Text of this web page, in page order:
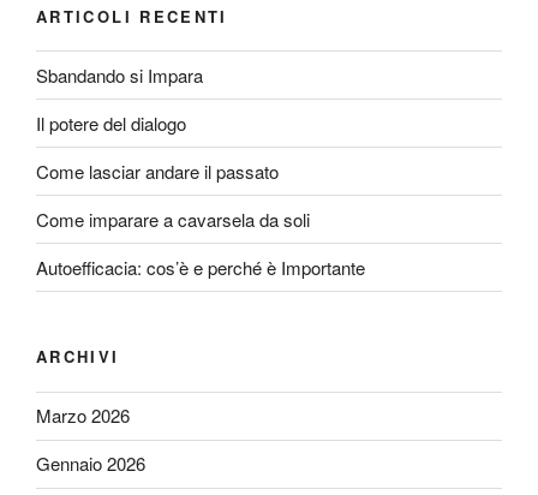
k
ARTICOLI RECENTI
Sbandando si Impara
Il potere del dialogo
Come lasciar andare il passato
Come imparare a cavarsela da soli
Autoefficacia: cos’è e perché è Importante
ARCHIVI
Marzo 2026
Gennaio 2026